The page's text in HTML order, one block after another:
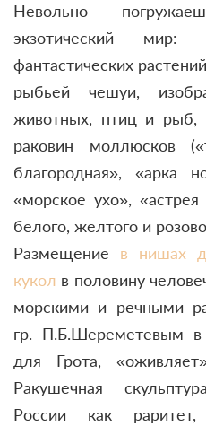
Невольно
экзотический мир:
фантастических
рыбьей чешуи,
животных, птиц и рыб,
раковин моллюсков
благородная», «арка
«морское ухо»,
белого, желтого и
Размещение в нишах
кукол в половину
морскими и речными
гр. П.Б.Шереметевым в
для Грота,
Ракушечная
России как раритет,